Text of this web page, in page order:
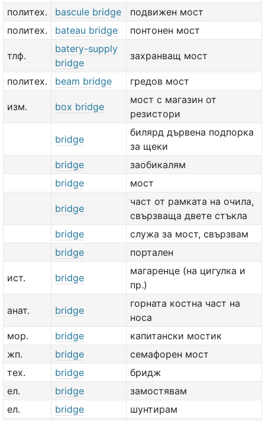
политех. bascule bridge
подвижен мост
политех.
bateau bridge понтонен мост
тлф.
batery-supply
bridge
захранващ мост
политех. beam bridge гредов мост
изм. box bridge
мост с магазин от
резистори
bridge
билярд дървена подпорка
за щеки
bridge
заобикалям
bridge
мост
bridge
част от рамката на очила,
свързваща двете стъкла
bridge
служа за мост, свързвам
bridge
портален
ист. bridge
магаренце (на цигулка и
пр.)
анат. bridge
горната костна част на
носа
мор.
bridge
капитански мостик
жп.
bridge
семафорен мост
тех.
bridge
бридж
ел.
bridge
замостявам
ел.
bridge
шунтирам